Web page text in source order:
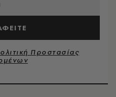
Προστασίας